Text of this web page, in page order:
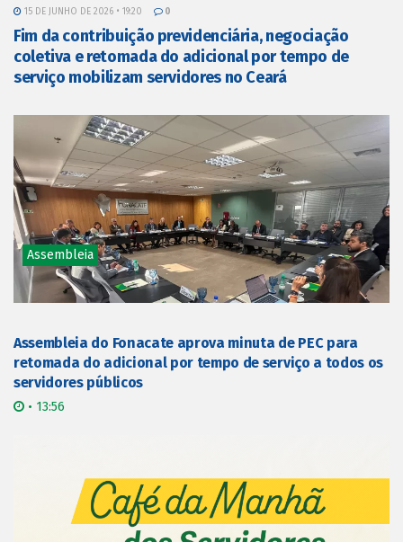
15 DE JUNHO DE 2026 • 19:20 0
Fim da contribuição previdenciária, negociação
coletiva e retomada do adicional por tempo de
serviço mobilizam servidores no Ceará
Assembleia
Assembleia do Fonacate aprova minuta de PEC para
retomada do adicional por tempo de serviço a todos os
servidores públicos
• 13:56